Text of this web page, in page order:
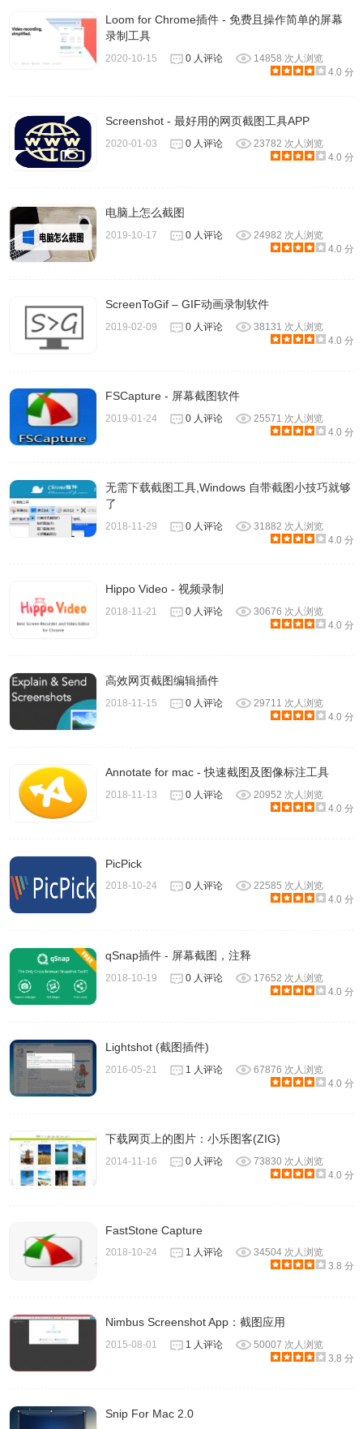
Loom for Chrome插件 - 免费且操作简单的屏幕
录制工具
2020-10-15 0 人评论
14858 次人浏览
4.0 分
Screenshot - 最好用的网页截图工具APP
2020-01-03 0 人评论
23782 次人浏览
4.0 分
电脑上怎么截图
2019-10-17 0 人评论
24982 次人浏览
4.0 分
ScreenToGif – GIF动画录制软件
2019-02-09 0 人评论
38131 次人浏览
4.0 分
FSCapture - 屏幕截图软件
2019-01-24 0 人评论
25571 次人浏览
4.0 分
无需下载截图工具,Windows 自带截图小技巧就够
了
2018-11-29 0 人评论
31882 次人浏览
4.0 分
Hippo Video - 视频录制
2018-11-21 0 人评论
30676 次人浏览
4.0 分
高效网页截图编辑插件
2018-11-15 0 人评论
29711 次人浏览
4.0 分
Annotate for mac - 快速截图及图像标注工具
2018-11-13 0 人评论
20952 次人浏览
4.0 分
PicPick
2018-10-24 0 人评论
22585 次人浏览
4.0 分
qSnap插件 - 屏幕截图，注释
2018-10-19 0 人评论
17652 次人浏览
4.0 分
Lightshot (截图插件)
2016-05-21 1 人评论
67876 次人浏览
4.0 分
下载网页上的图片：小乐图客(ZIG)
2014-11-16 0 人评论
73830 次人浏览
4.0 分
FastStone Capture
2018-10-24 1 人评论
34504 次人浏览
3.8 分
Nimbus Screenshot App：截图应用
2015-08-01 1 人评论
50007 次人浏览
3.8 分
Snip For Mac 2.0